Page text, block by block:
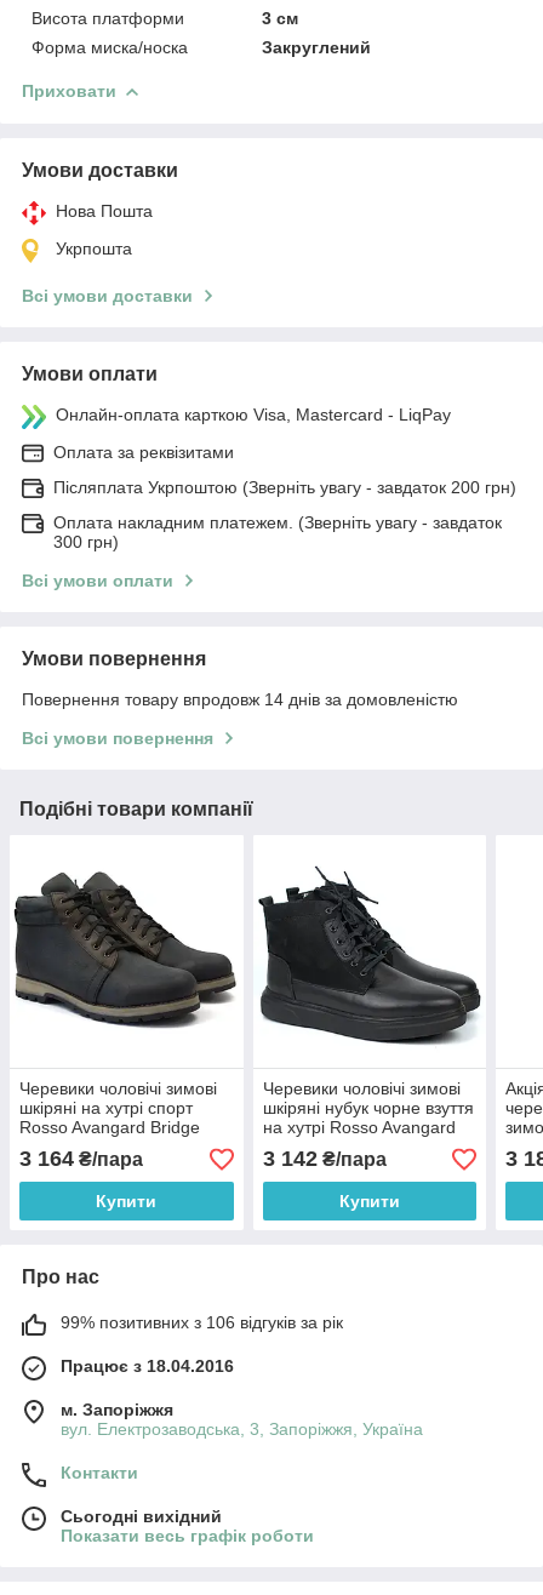
Висота платформи
3 см
Форма миска/носка
Закруглений
Приховати
Умови доставки
Нова Пошта
Укрпошта
Всі умови доставки
Умови оплати
Онлайн-оплата карткою Visa, Mastercard - LiqPay
Оплата за реквізитами
Післяплата Укрпоштою (Зверніть увагу - завдаток 200 грн)
Оплата накладним платежем. (Зверніть увагу - завдаток
300 грн)
Всі умови оплати
Умови повернення
Повернення товару впродовж 14 днів за домовленістю
Всі умови повернення
Подібні товари компанії
Черевики чоловічі зимові
шкіряні на хутрі спорт
Rosso Avangard Bridge
Sport E Trend Black чорні,
коричневі
3 164 ₴/пара
Купити
Черевики чоловічі зимові
шкіряні нубук чорне взуття
на хутрі Rosso Avangard
Whisper 2 Combi SL
3 142₴/пара
Купити
3
Про нас
99% позитивних з 106 відгуків за рік
Працює з 18.04.2016
м. Запоріжжя
вул. Електрозаводська, 3, Запоріжжя, Україна
Контакти
Сьогодні вихідний
Показати весь графік роботи